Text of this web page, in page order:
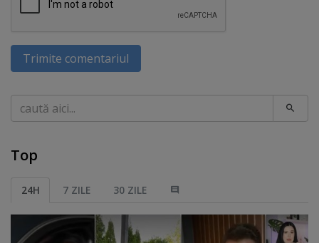
Trimite comentariul
Caută
Top
24H 7 ZILE 30 ZILE